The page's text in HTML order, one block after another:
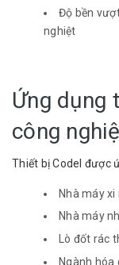
Độ bền
nghiệt
Ứng dụng
công
Thiết bị Codel được
Nhà máy xi
Nhà máy
Lò đốt rác
Ngành hóa